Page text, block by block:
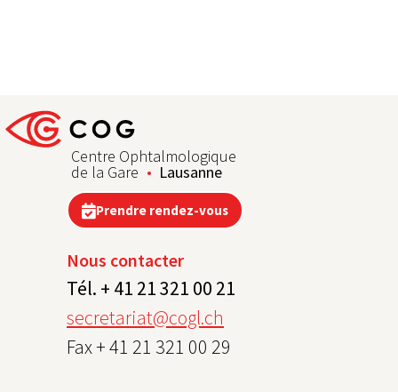
Nous contacter
Tél. + 41 21 321 00 21
secretariat@cogl.ch
Fax + 41 21 321 00 29
Centre Ophtalmologique
de la Gare Lausanne
Prendre rendez-vous